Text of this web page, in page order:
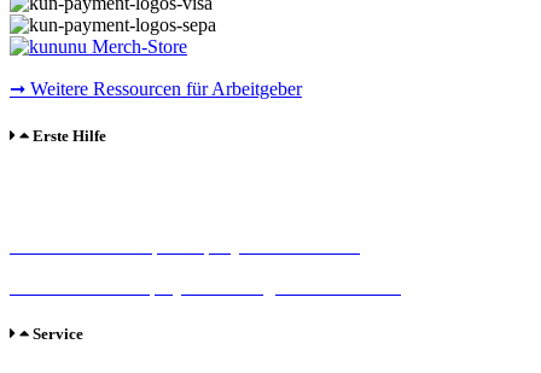
➞ Weitere Ressourcen für Arbeitgeber
Erste Hilfe
Service